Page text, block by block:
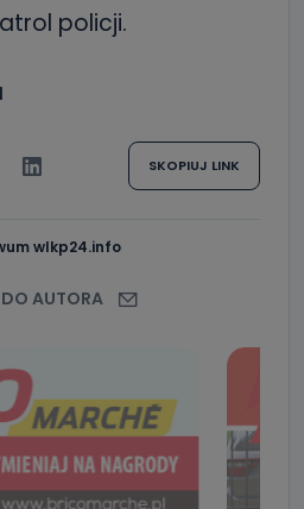
policji.
SKOPIUJ LINK
wlkp24.info
AUTORA